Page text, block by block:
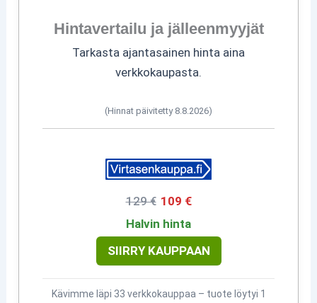
Hintavertailu ja jälleenmyyjät
Tarkasta ajantasainen hinta aina
verkkokaupasta.
(Hinnat päivitetty 8.8.2026)
129 € 109 €
Halvin hinta
SIIRRY KAUPPAAN
Kävimme läpi 33 verkkokauppaa – tuote löytyi 1